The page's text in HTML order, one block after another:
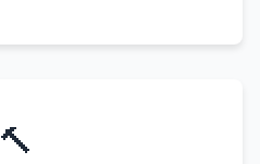
🔨